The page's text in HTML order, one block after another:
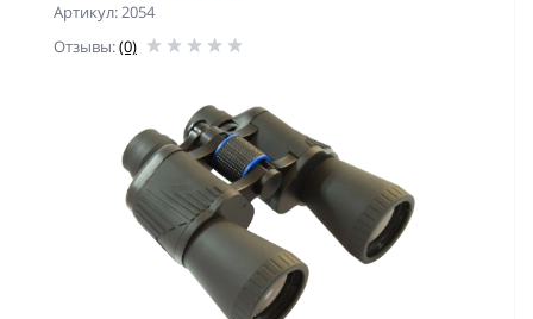
Артикул: 2054
Отзывы:(0)